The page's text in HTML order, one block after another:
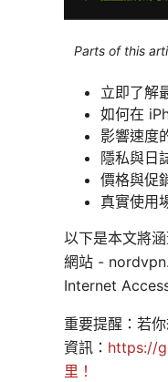
Parts of this
立即了解
如何在
影響速度
隱私與日
價格與促
真實使用
以下是本文將
網站 -
Internet
重要提醒：若
資訊： https://
里！